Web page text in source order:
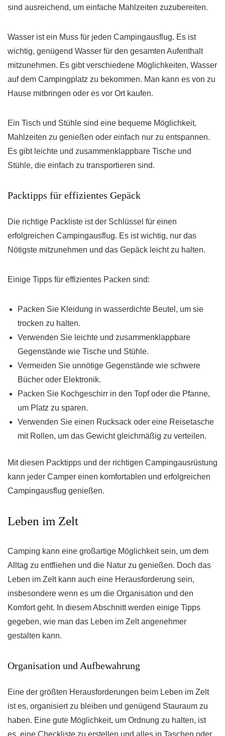
sind ausreichend, um einfache Mahlzeiten zuzubereiten.
Wasser ist ein Muss für jeden Campingausflug. Es ist
wichtig, genügend Wasser für den gesamten Aufenthalt
mitzunehmen. Es gibt verschiedene Möglichkeiten, Wasser
auf dem Campingplatz zu bekommen. Man kann es von zu
Hause mitbringen oder es vor Ort kaufen.
Ein Tisch und Stühle sind eine bequeme Möglichkeit,
Mahlzeiten zu genießen oder einfach nur zu entspannen.
Es gibt leichte und zusammenklappbare Tische und
Stühle, die einfach zu transportieren sind.
Packtipps für effizientes Gepäck
Die richtige Packliste ist der Schlüssel für einen
erfolgreichen Campingausflug. Es ist wichtig, nur das
Nötigste mitzunehmen und das Gepäck leicht zu halten.
Einige Tipps für effizientes Packen sind:
Packen Sie Kleidung in wasserdichte Beutel, um sie
trocken zu halten.
Verwenden Sie leichte und zusammenklappbare
Gegenstände wie Tische und Stühle.
Vermeiden Sie unnötige Gegenstände wie schwere
Bücher oder Elektronik.
Packen Sie Kochgeschirr in den Topf oder die Pfanne,
um Platz zu sparen.
Verwenden Sie einen Rucksack oder eine Reisetasche
mit Rollen, um das Gewicht gleichmäßig zu verteilen.
Mit diesen Packtipps und der richtigen Campingausrüstung
kann jeder Camper einen komfortablen und erfolgreichen
Campingausflug genießen.
Leben im Zelt
Camping kann eine großartige Möglichkeit sein, um dem
Alltag zu entfliehen und die Natur zu genießen. Doch das
Leben im Zelt kann auch eine Herausforderung sein,
insbesondere wenn es um die Organisation und den
Komfort geht. In diesem Abschnitt werden einige Tipps
gegeben, wie man das Leben im Zelt angenehmer
gestalten kann.
Organisation und Aufbewahrung
Eine der größten Herausforderungen beim Leben im Zelt
ist es, organisiert zu bleiben und genügend Stauraum zu
haben. Eine gute Möglichkeit, um Ordnung zu halten, ist
es, eine Checkliste zu erstellen und alles in Taschen oder